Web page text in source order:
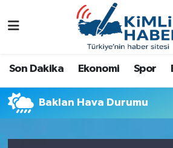
Son Dakika Ekonomi Spor
Baklan Hava Durumu
Antalya
Dünya
Nöbetçi Eczaneler
Namaz Vakitleri
Trafik Durumu